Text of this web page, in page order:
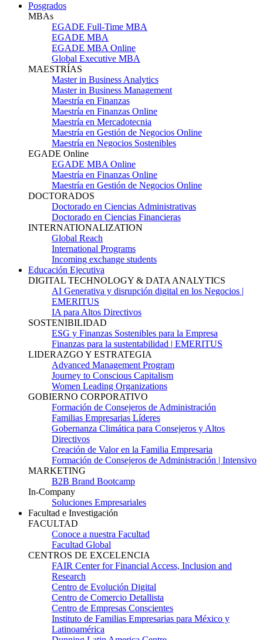
Posgrados
MBAs
EGADE Full-Time MBA
EGADE MBA
EGADE MBA Online
Global Executive MBA
MAESTRÍAS
Master in Business Analytics
Master in Business Management
Maestría en Finanzas
Maestría en Finanzas Online
Maestría en Mercadotecnia
Maestría en Gestión de Negocios Online
Maestría en Negocios Sostenibles
EGADE Online
EGADE MBA Online
Maestría en Finanzas Online
Maestría en Gestión de Negocios Online
DOCTORADOS
Doctorado en Ciencias Administrativas
Doctorado en Ciencias Financieras
INTERNATIONALIZATION
Global Reach
International Programs
Incoming exchange students
Educación Ejecutiva
DIGITAL TECHNOLOGY & DATA ANALYTICS
AI Generativa y disrupción digital en los Negocios |
EMERITUS
IA para Altos Directivos
SOSTENIBILIDAD
ESG y Finanzas Sostenibles para la Empresa
Finanzas para la sustentabilidad | EMERITUS
LIDERAZGO Y ESTRATEGIA
Advanced Management Program
Journey to Conscious Capitalism
Women Leading Organizations
GOBIERNO CORPORATIVO
Formación de Consejeros de Administración
Familias Empresarias Líderes
Gobernanza Climática para Consejeros y Altos
Directivos
Creación de Valor en la Familia Empresaria
Formación de Consejeros de Administración | Intensivo
MARKETING
B2B Brand Bootcamp
In-Company
Soluciones Empresariales
Facultad e Investigación
FACULTAD
Conoce a nuestra Facultad
Facultad Global
CENTROS DE EXCELENCIA
FAIR Center for Financial Access, Inclusion and
Research
Centro de Evolución Digital
Centro de Comercio Detallista
Centro de Empresas Conscientes
Instituto de Familias Empresarias para México y
Latinoamérica